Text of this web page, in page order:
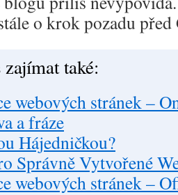
o krok pozadu
také:
webových stránek –
a fráze
Hájedničkou?
Správně Vytvořené
webových stránek –